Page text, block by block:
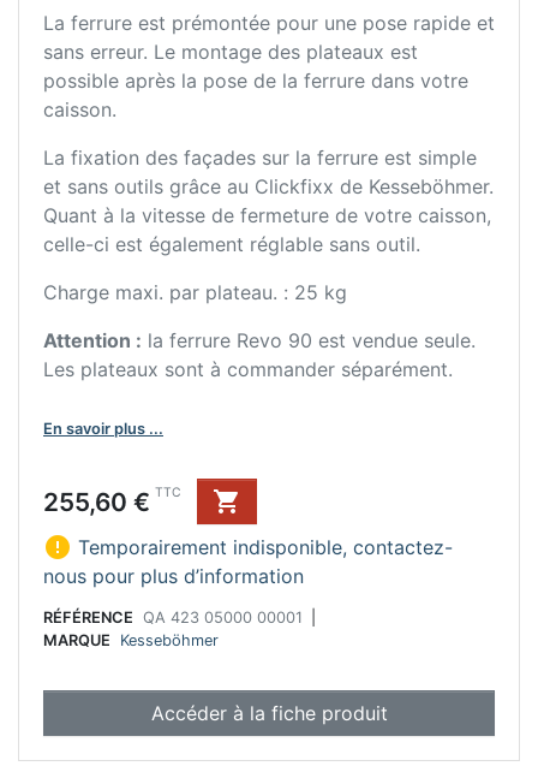
La ferrure est prémontée pour une pose rapide et
sans erreur. Le montage des plateaux est
possible après la pose de la ferrure dans votre
caisson.
La fixation des façades sur la ferrure est simple
et sans outils grâce au Clickfixx de Kesseböhmer.
Quant à la vitesse de fermeture de votre caisson,
celle-ci est également réglable sans outil.
Charge maxi. par plateau. : 25 kg
Attention : la ferrure Revo 90 est vendue seule.
Les plateaux sont à commander séparément.
En savoir plus ...
Prix
255,60 € TTC

 Temporairement indisponible, contactez-
nous pour plus d’information
RÉFÉRENCE QA 423 05000 00001
MARQUE
Kesseböhmer
Accéder à la fiche produit